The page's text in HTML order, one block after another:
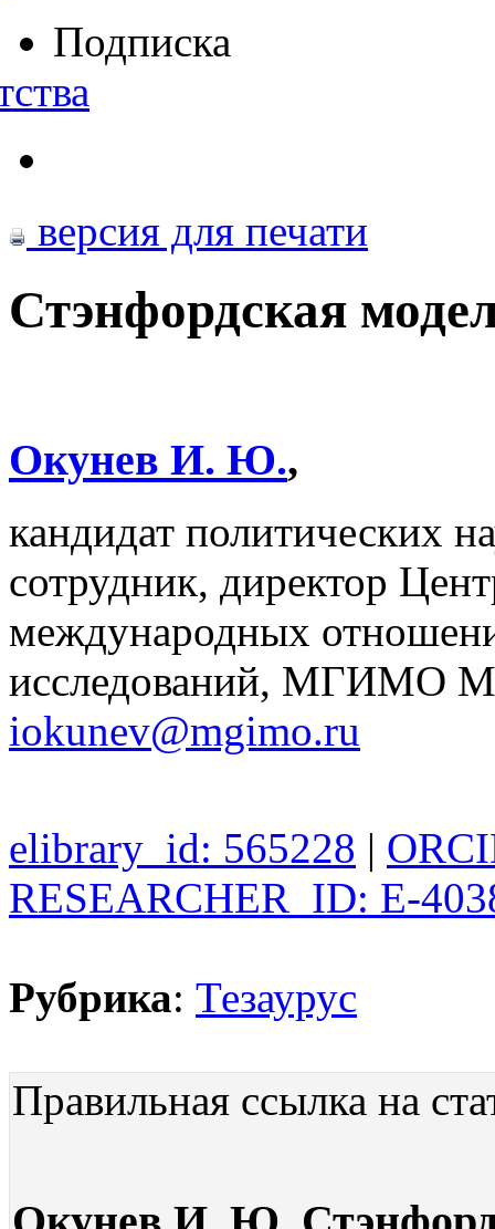
Подписка
версия для печати
Стэнфордская
Окунев И. Ю.,
кандидат политических
сотрудник, директор
международных
исследований, МГИМО
iokunev@mgimo.ru
elibrary_id: 565228 |
RESEARCHER_ID: E-
Рубрика: Тезаурус
Правильная ссылка на